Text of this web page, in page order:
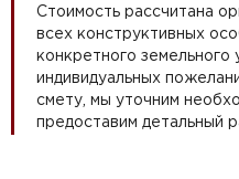
Стоимость рассчитана
всех конструктивных
конкретного земельного
индивидуальных
смету, мы уточним
предоставим детальный